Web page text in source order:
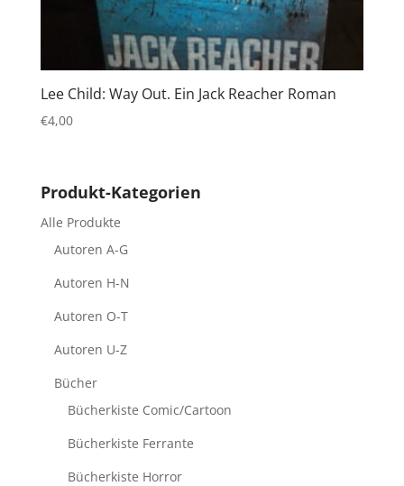
Lee Child: Way Out. Ein Jack Reacher Roman
€4,00
Produkt-Kategorien
Alle Produkte
Autoren A-G
Autoren H-N
Autoren O-T
Autoren U-Z
Bücher
Bücherkiste Comic/Cartoon
Bücherkiste Ferrante
Bücherkiste Horror